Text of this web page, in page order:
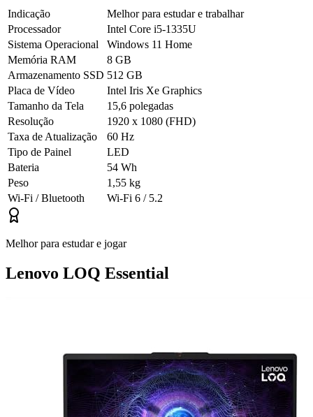
Indicação
Melhor para estudar e trabalhar
Processador
Intel Core i5-1335U
Sistema Operacional
Windows 11 Home
Memória RAM
8 GB
Armazenamento SSD 512 GB
Placa de Vídeo
Intel Iris Xe Graphics
Tamanho da Tela
15,6 polegadas
Resolução
1920 x 1080 (FHD)
Taxa de Atualização
60 Hz
Tipo de Painel
LED
Bateria
54 Wh
Peso
1,55 kg
Wi-Fi / Bluetooth
Wi-Fi 6 / 5.2
Melhor para estudar e jogar
Lenovo LOQ Essential